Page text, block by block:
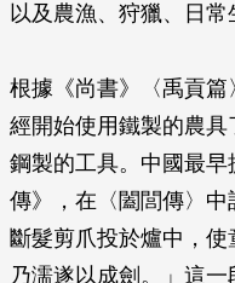
以及農漁、狩獵、日常
根據《尚書》〈禹貢
經開始使用鐵製的農
鋼製的工具。中國最
傳》，在〈闔閭傳〉
斷髮剪爪投於爐中，
乃濡遂以成劍。」這